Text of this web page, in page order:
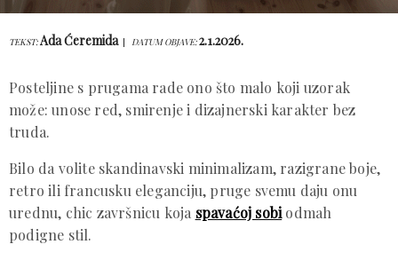
TEKST:Ada Ćeremida DATUM OBJAVE:2.1.2026.
Posteljine s prugama rade ono što malo koji uzorak
može: unose red, smirenje i dizajnerski karakter bez
truda.
Bilo da volite skandinavski minimalizam, razigrane boje,
retro ili francusku eleganciju, pruge svemu daju onu
urednu, chic završnicu koja spavaćoj sobi odmah
podigne stil.